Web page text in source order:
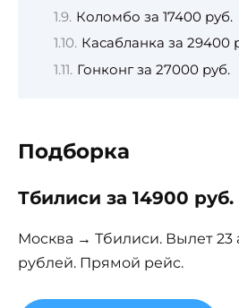
Коломбо за 17400 руб.
Касабланка за 29400
Гонконг за 27000 руб.
Подборка
Тбилиси за 14900 руб.
Москва → Тбилиси. Вылет 23
рублей. Прямой рейс.